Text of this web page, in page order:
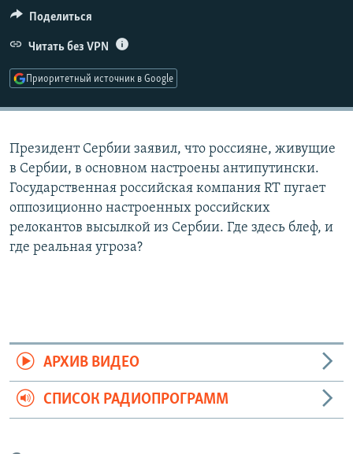
РАСПИСАНИЕ ВЕЩАНИЯ
ПОДПИШИТЕСЬ НА РАССЫЛКУ
СОЦИАЛЬНЫЕ СЕТИ
Все сайты РСЕ/РС
Поделиться
Читать без VPN
Приоритетный источник в Google
Президент Сербии заявил, что россияне, живущие
в Сербии, в основном настроены антипутински.
Государственная российская компания RT пугает
оппозиционно настроенных российских
релокантов высылкой из Сербии. Где здесь блеф, и
где реальная угроза?
АРХИВ ВИДЕО
СПИСОК РАДИОПРОГРАММ